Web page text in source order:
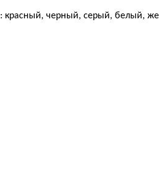
красный, черный, серый, белый,